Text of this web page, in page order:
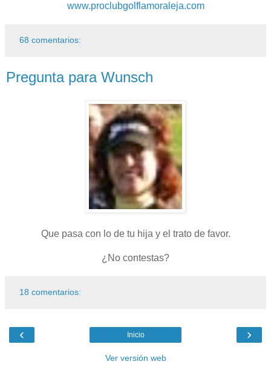
www.proclubgolflamoraleja.com
68 comentarios:
Pregunta para Wunsch
Que pasa con lo de tu hija y el trato de favor.
¿No contestas?
18 comentarios:
‹ ›
Inicio
Ver versión web